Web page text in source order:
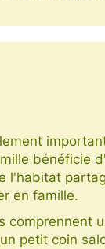
bénéficie
l'habitat
en famille.
comprennent
petit coin